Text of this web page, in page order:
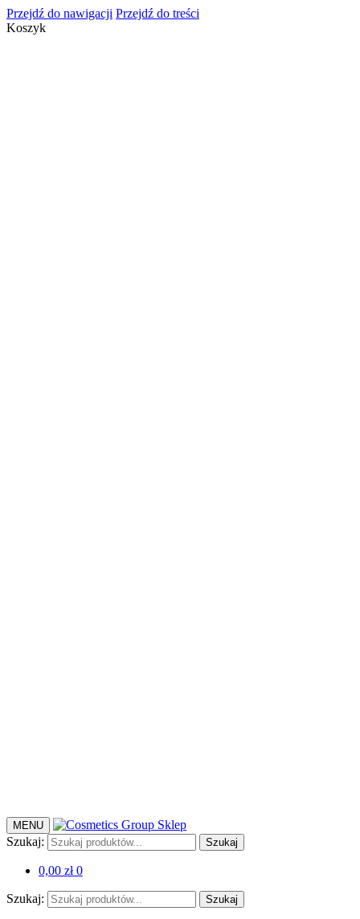
Przejdź do nawigacji Przejdź do treści
Koszyk
MENU
Szukaj: Szukaj
0,00 zł 0
Szukaj: Szukaj